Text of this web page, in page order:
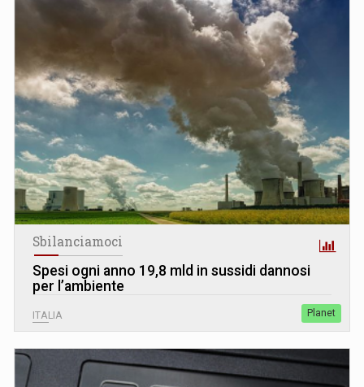
Sbilanciamoci
Spesi ogni anno 19,8 mld in sussidi dannosi
per l’ambiente
ITALIA Planet